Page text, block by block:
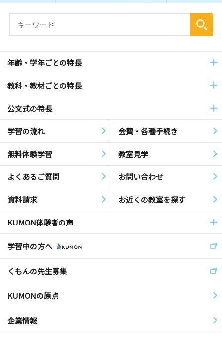
年齢・学年ごとの特長
教科・教材ごとの特長
公文式の特長
学習の流れ 会費・各種手続き
無料体験学習 教室見学
よくあるご質問 お問い合わせ
資料請求 お近くの教室を探す
KUMON体験者の声
学習中の方へ
くもんの先生募集
KUMONの原点
企業情報